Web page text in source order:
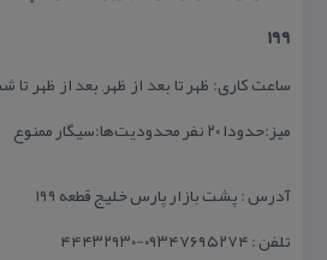
۱۹۹
ساعت كاری: ظهر تا بعد از ظهر, بعد از ظهر تا
میز:حدودا ۲۰ نفر محدودیت‌ها:سیگار ممنوع
آدرس : پشت بازار پارس خلیج قطعه ۱۹۹
تلفن : ۰۹۳۴۷۶۹۵۲۷۴-۴۴۴۳۲۹۳۰